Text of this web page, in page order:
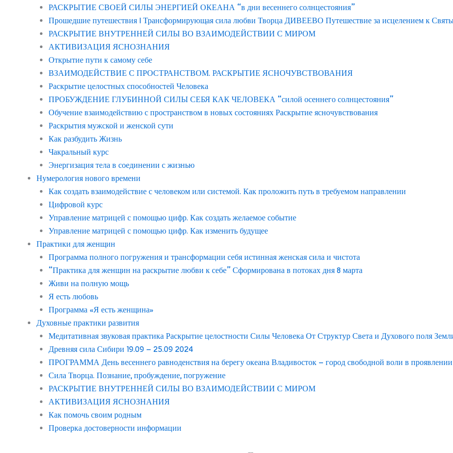
РАСКРЫТИЕ СВОЕЙ СИЛЫ ЭНЕРГИЕЙ ОКЕАНА “в дни весеннего солнцестояния”
Прошедшие путешествия | Трансформирующая сила любви Творца ДИВЕЕВО Путешествие за исцелением к
РАСКРЫТИЕ ВНУТРЕННЕЙ СИЛЫ ВО ВЗАИМОДЕЙСТВИИ С МИРОМ
АКТИВИЗАЦИЯ ЯСНОЗНАНИЯ
Открытие пути к самому себе
ВЗАИМОДЕЙСТВИЕ С ПРОСТРАНСТВОМ. РАСКРЫТИЕ ЯСНОЧУВСТВОВАНИЯ
Раскрытие целостных способностей Человека
ПРОБУЖДЕНИЕ ГЛУБИННОЙ СИЛЫ СЕБЯ КАК ЧЕЛОВЕКА “силой осеннего солнцестояния”
Обучение взаимодействию с пространством в новых состояниях Раскрытие ясночувствования
Раскрытия мужской и женской сути
Как разбудить Жизнь
Чакральный курс
Энергизация тела в соединении с жизнью
Нумерология нового времени
Как создать взаимодействие с человеком или системой. Как проложить путь в требуемом направлении
Цифровой курс
Управление матрицей с помощью цифр. Как создать желаемое событие
Управление матрицей с помощью цифр. Как изменить будущее
Практики для женщин
Программа полного погружения и трансформации себя истинная женская сила и чистота
“Практика для женщин на раскрытие любви к себе” Сформирована в потоках дня 8 марта
Живи на полную мощь
Я есть любовь
Программа «Я есть женщина»
Духовные практики развития
Медитативная звуковая практика Раскрытие целостности Силы Человека От Структур Света и Духового поля
Древняя сила Сибири 19.09 – 25.09 2024
ПРОГРАММА День весеннего равноденствия на берегу океана Владивосток – город свободной воли в
Сила Творца. Познание, пробуждение, погружение
РАСКРЫТИЕ ВНУТРЕННЕЙ СИЛЫ ВО ВЗАИМОДЕЙСТВИИ С МИРОМ
АКТИВИЗАЦИЯ ЯСНОЗНАНИЯ
Как помочь своим родным
Проверка достоверности информации